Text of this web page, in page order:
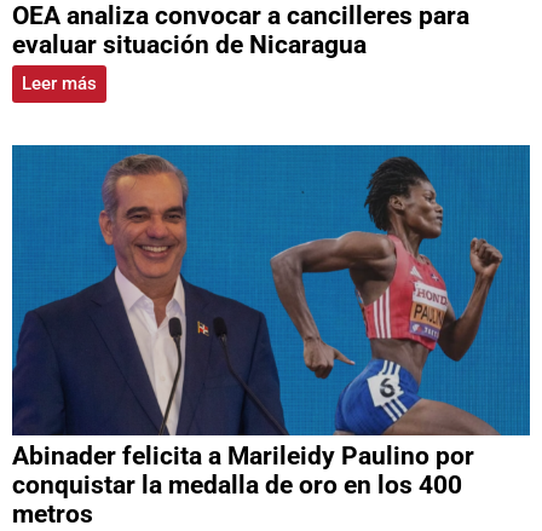
OEA analiza convocar a cancilleres para
evaluar situación de Nicaragua
Leer más
Abinader felicita a Marileidy Paulino por
conquistar la medalla de oro en los 400
metros